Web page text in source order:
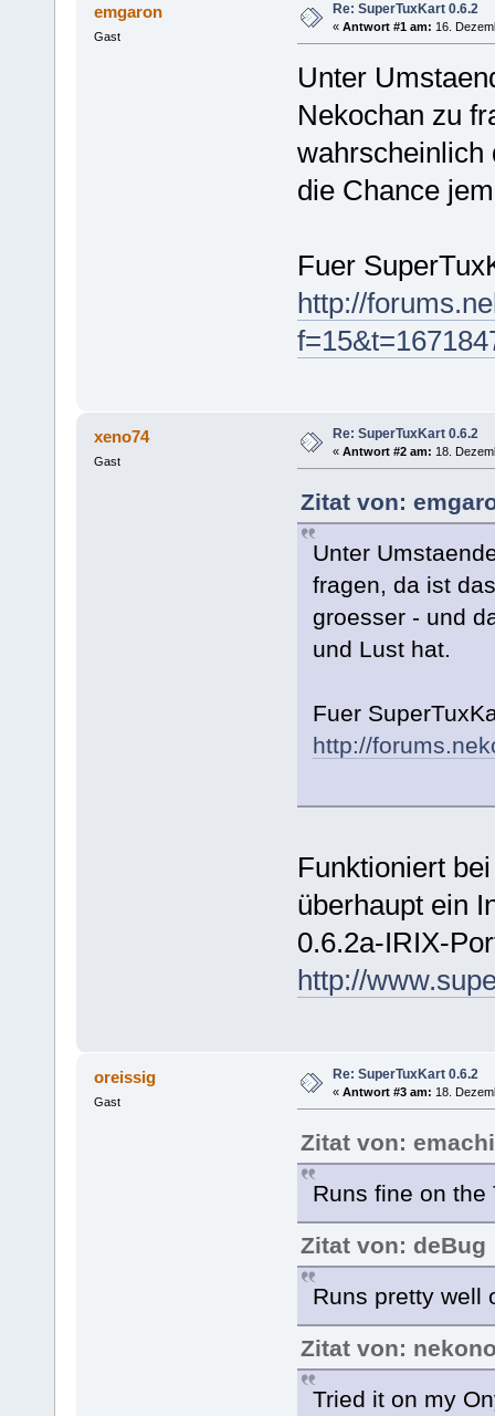
emgaron
Gast
Re: SuperTuxKart 0.6.2
« Antwort #1 am: 16.
Unter
Nekochan zu
wahrscheinlich
die Chance
Fuer
http://
xeno74
Gast
Re: SuperTuxKart 0.6.2
« Antwort #2 am: 18.
Zitat von:
Unter
fragen, da ist
groesser - und
und Lust hat.
Fuer
http://
Funktioniert
überhaupt ein
0.6.2a-IRIX-
http://
oreissig
Gast
Re: SuperTuxKart 0.6.2
« Antwort #3 am: 18.
Zitat von:
Runs fine on the
Zitat von: deBug
Runs pretty well
Zitat von:
Tried it on my